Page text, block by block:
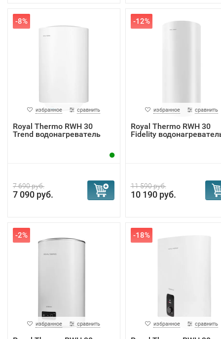
-8%
избранное сравнить
Royal Thermo RWH 30
Trend водонагреватель
7 690 руб.
7 090 руб.
-12%
избранное сравнить
Royal Thermo RWH 30
Fidelity
11 590 руб.
10 190 руб.
-2%
избранное сравнить
-18%
избранное сравнить